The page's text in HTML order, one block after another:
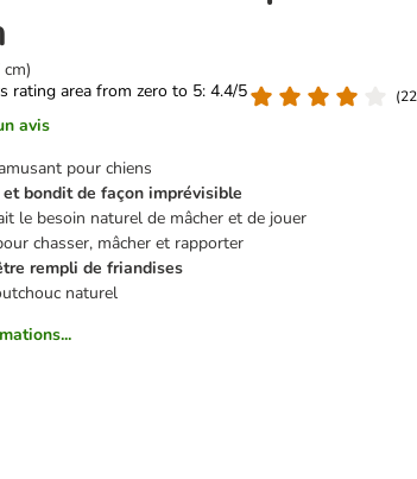
rating area from zero to 5: 4.4/5
(
avis
pour chiens
bondit de façon imprévisible
le besoin naturel de mâcher et de jouer
chasser, mâcher et rapporter
rempli de friandises
naturel